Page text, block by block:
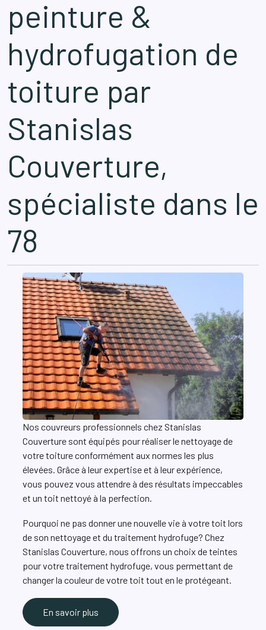
peinture &
hydrofugation de
toiture par
Stanislas
Couverture,
spécialiste dans le
78
Nos couvreurs professionnels chez Stanislas
Couverture sont équipés pour réaliser le nettoyage de
votre toiture conformément aux normes les plus
élevées. Grâce à leur expertise et à leur expérience,
vous pouvez vous attendre à des résultats impeccables
et un toit nettoyé à la perfection.
Pourquoi ne pas donner une nouvelle vie à votre toit lors
de son nettoyage et du traitement hydrofuge? Chez
Stanislas Couverture, nous offrons un choix de teintes
pour votre traitement hydrofuge, vous permettant de
changer la couleur de votre toit tout en le protégeant.
En savoir plus